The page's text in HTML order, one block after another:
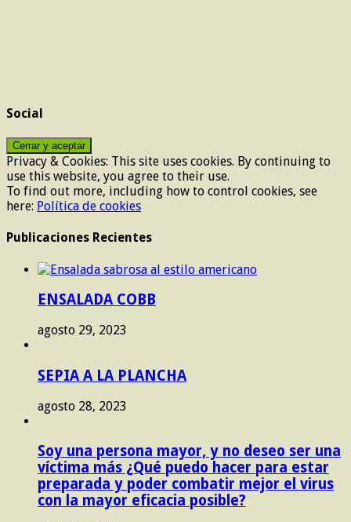
Social
Privacy & Cookies: This site uses cookies. By continuing to
use this website, you agree to their use.
To find out more, including how to control cookies, see
here: Política de cookies
Publicaciones Recientes
ENSALADA COBB
agosto 29, 2023
SEPIA A LA PLANCHA
agosto 28, 2023
Soy una persona mayor, y no deseo ser una
víctima más ¿Qué puedo hacer para estar
preparada y poder combatir mejor el virus
con la mayor eficacia posible?